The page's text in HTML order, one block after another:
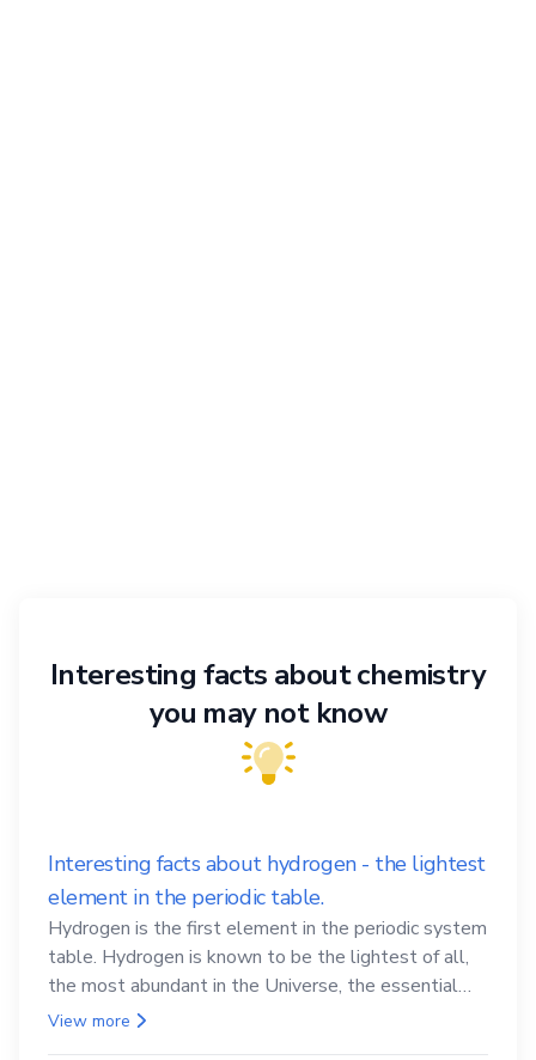
Interesting facts about chemistry
you may not know
Interesting facts about hydrogen - the lightest
element in the periodic table.
Hydrogen is the first element in the periodic system
table. Hydrogen is known to be the lightest of all,
the most abundant in the Universe, the essential
element for life
View more